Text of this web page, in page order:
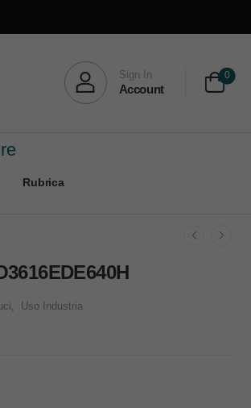
Sign In
Account
0
Rubrica
Uso Industria